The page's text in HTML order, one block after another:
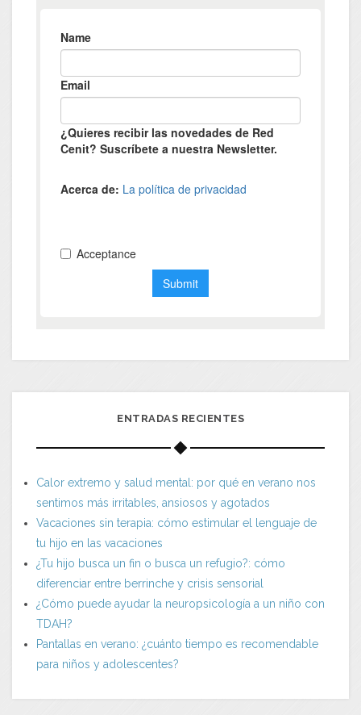
ENTRADAS RECIENTES
Calor extremo y salud mental: por qué en verano nos
sentimos más irritables, ansiosos y agotados
Vacaciones sin terapia: cómo estimular el lenguaje de
tu hijo en las vacaciones
¿Tu hijo busca un fin o busca un refugio?: cómo
diferenciar entre berrinche y crisis sensorial
¿Cómo puede ayudar la neuropsicología a un niño con
TDAH?
Pantallas en verano: ¿cuánto tiempo es recomendable
para niños y adolescentes?